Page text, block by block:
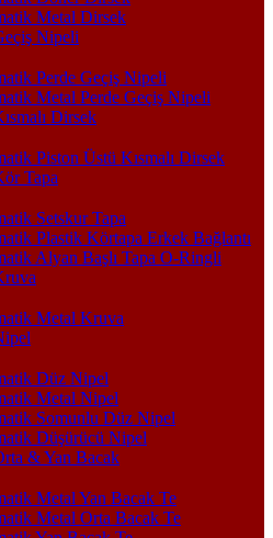
Metal Dirsek
Nipeli
Perde Geçiş Nipeli
Metal Perde Geçiş Nipeli
Dirsek
Piston Üstü Kısmalı Dirsek
Tapa
Setskur Tapa
Plastik Körtapa Erkek Bağlantı
Alyan Başlı Tapa O-Ringli
Metal Kruva
Düz Nipel
Metal Nipel
Somunlu Düz Nipel
Düşürücü Nipel
& Yan Bacak
Metal Yan Bacak Te
Metal Orta Bacak Te